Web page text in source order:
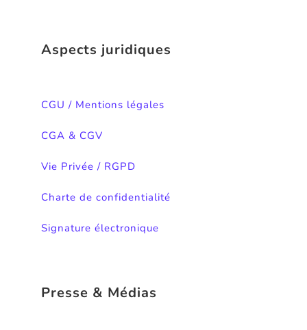
Aspects juridiques
CGU / Mentions légales
CGA & CGV
Vie Privée / RGPD
Charte de confidentialité
Signature électronique
Presse & Médias